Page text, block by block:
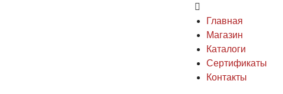
Главная
Магазин
Каталоги
Сертификаты
Контакты